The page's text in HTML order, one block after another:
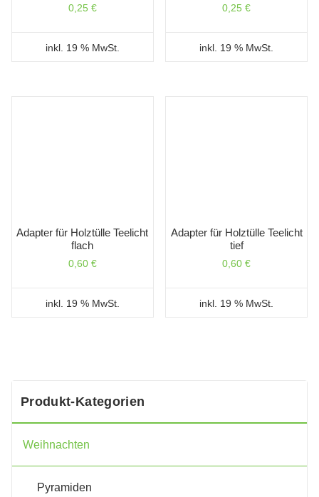
0,25 €
inkl. 19 % MwSt.
0,25€
inkl. 19 % MwSt.
Adapter für Holztülle Teelicht
flach
0,60 €
inkl. 19 % MwSt.
Adapter für Holztülle Teelicht
tief
0,60€
inkl. 19 % MwSt.
Produkt-Kategorien
Weihnachten
Pyramiden